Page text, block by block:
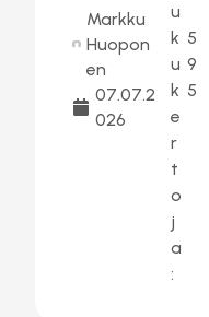
Markku
Huopon
en
07.07.2
026
u
k
u
k
e
r
t
o
j
a
:
5
9
5